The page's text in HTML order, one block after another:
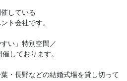
している
ト会社です。
い」特別空間／
しております。
・長野などの結婚式場を貸し切って